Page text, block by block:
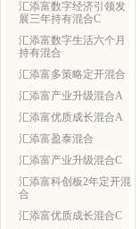
汇添富数字经济引领发
展三年持有混合C
汇添富数字生活六个月
持有混合
汇添富多策略定开混合
汇添富产业升级混合A
汇添富优质成长混合A
汇添富盈泰混合
汇添富产业升级混合C
汇添富科创板2年定开混
合
汇添富优质成长混合C